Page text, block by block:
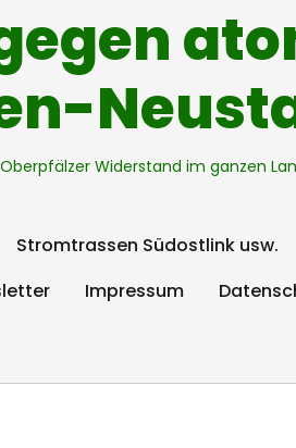
Oberpfälzer Widerstand im ganzen
Stromtrassen Südostlink usw.
Impressum